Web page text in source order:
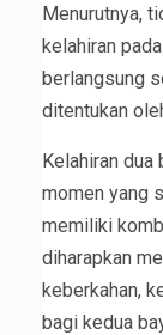
Menurutnya,
kelahiran
berlangsung
ditentukan
Kelahiran
momen yang
memiliki
diharapkan
keberkahan,
bagi kedua